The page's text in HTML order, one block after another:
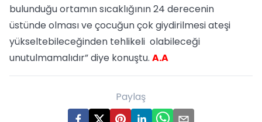
bulunduğu ortamın sıcaklığının 24 derecenin
üstünde olması ve çocuğun çok giydirilmesi ateşi
yükseltebileceğinden tehlikeli olabileceği
unutulmamalıdır” diye konuştu. A.A
Paylaş